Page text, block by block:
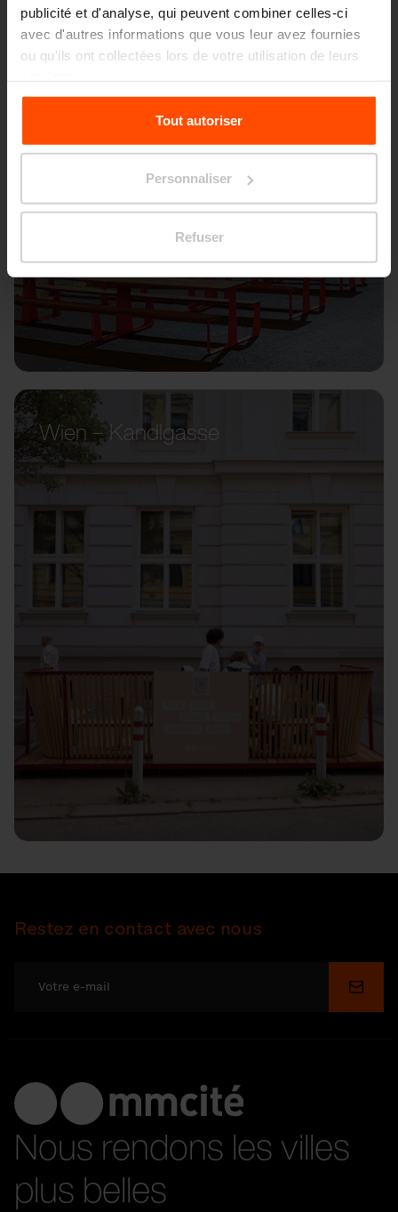
publicité et d'analyse, qui peuvent combiner celles-ci
avec d'autres informations que vous leur avez fournies
ou qu'ils ont collectées lors de votre utilisation de leurs
Pour plus d'informations, veuillez consulter le
sitePrinciples Relating to the Processing Personal
Tout autoriser
Personnaliser
Refuser
Wien – Kandlgasse
Restez en contact avec nous
Nous rendons les villes
plus belles